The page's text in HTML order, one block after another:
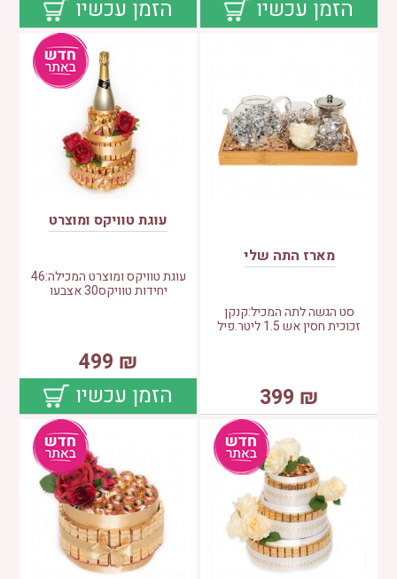
הזמן עכשיו הזמן עכשיו
מארז התה שלי
סט הגשה לתה המכיל:קנקן
זכוכית חסין אש 1.5 ליטר.פיל
₪
399
עוגת טוויקס ומוצרט
עוגת טוויקס ומוצרט המכילה:46
יחידות טוויקס30 אצבעו
₪
499
הזמן עכשיו